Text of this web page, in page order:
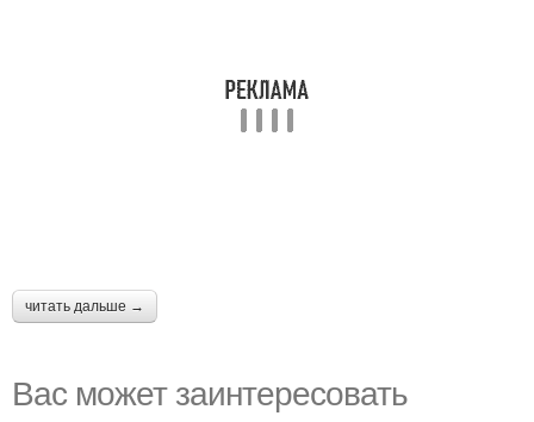
читать дальше →
Вас может заинтересовать